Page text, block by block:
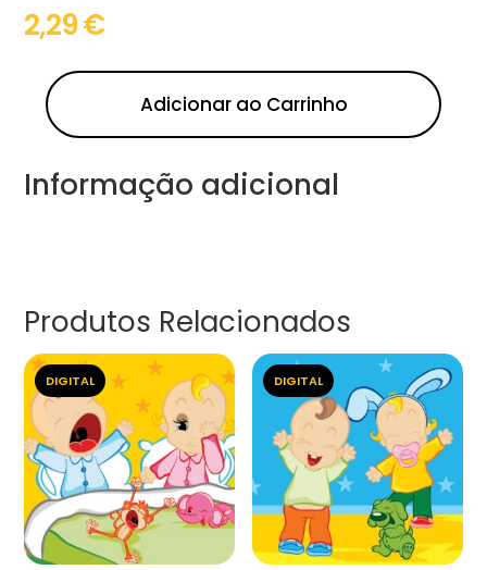
2,29€
Adicionar ao Carrinho
Informação adicional
Produtos Relacionados
DIGITAL DIGITAL